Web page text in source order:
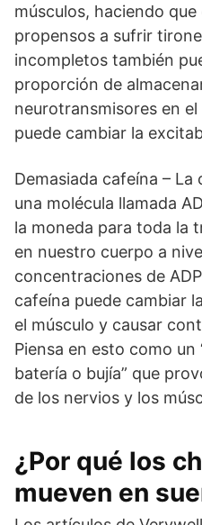
músculos, haciendo
propensos a sufrir
incompletos también
proporción de
neurotransmisores en
puede cambiar la
Demasiada cafeína –
una molécula llamada
la moneda para toda la
en nuestro cuerpo a
concentraciones de
cafeína puede cambiar
el músculo y causar
Piensa en esto como un
batería o bujía” que
de los nervios y los
¿Por qué los
mueven en